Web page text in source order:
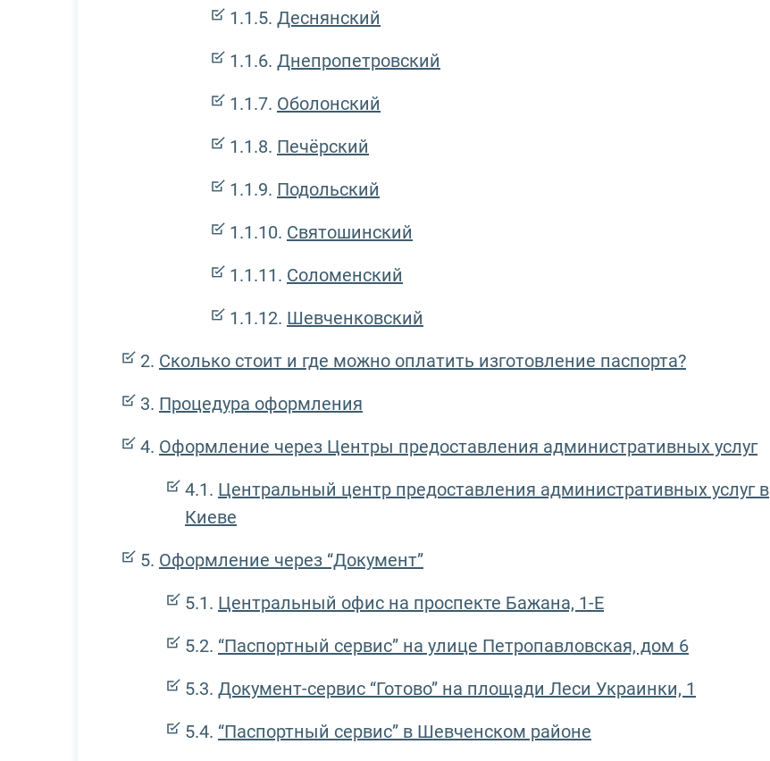
Деснянский
Днепропетровский
Оболонский
Печёрский
Подольский
Святошинский
Соломенский
Шевченковский
Сколько стоит и где можно оплатить изготовление паспорта?
Процедура оформления
Оформление через Центры предоставления административных услуг
Центральный центр предоставления административных услуг в
Киеве
Оформление через “Документ”
Центральный офис на проспекте Бажана, 1-Е
“Паспортный сервис” на улице Петропавловская, дом 6
Документ-сервис “Готово” на площади Леси Украинки, 1
“Паспортный сервис” в Шевченском районе